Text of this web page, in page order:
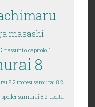
masashi
riassunto capitolo 1
8
8 2 ipotesi samurai 8 2
samurai 8 2 uscita